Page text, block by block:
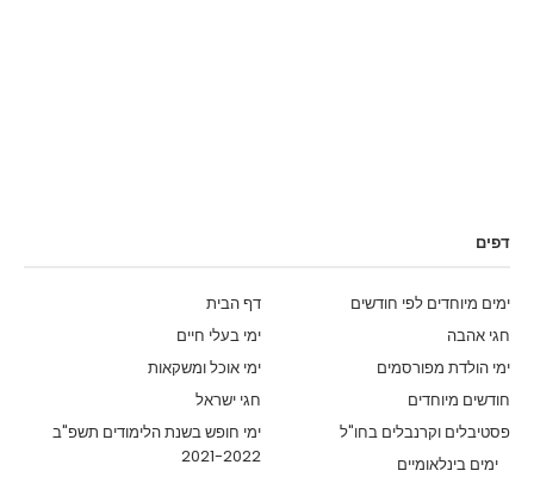
דפים
דף הבית
ימים מיוחדים לפי חודשים
ימי בעלי חיים
חגי אהבה
ימי אוכל ומשקאות
ימי הולדת מפורסמים
חגי ישראל
חודשים מיוחדים
ימי חופש בשנת הלימודים תשפ"ב
2021-2022
פסטיבלים וקרנבלים בחו"ל
ימים בינלאומיים